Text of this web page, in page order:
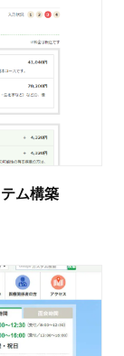
ム構築